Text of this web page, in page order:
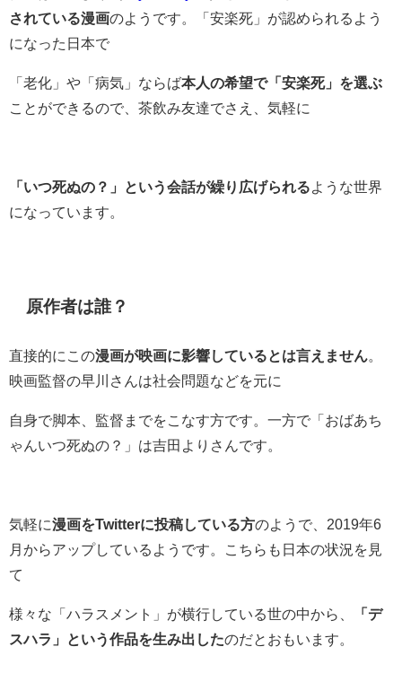
されている漫画のようです。「安楽死」が認められるよう
になった日本で
「老化」や「病気」ならば本人の希望で「安楽死」を選ぶ
ことができるので、茶飲み友達でさえ、気軽に
「いつ死ぬの？」という会話が繰り広げられるような世界
になっています。
原作者は誰？
直接的にこの漫画が映画に影響しているとは言えません。
映画監督の早川さんは社会問題などを元に
自身で脚本、監督までをこなす方です。一方で「おばあち
ゃんいつ死ぬの？」は吉田よりさんです。
気軽に漫画をTwitterに投稿している方のようで、2019年6
月からアップしているようです。こちらも日本の状況を見
て
様々な「ハラスメント」が横行している世の中から、
「デ
スハラ」という作品を生み出したのだとおもいます。